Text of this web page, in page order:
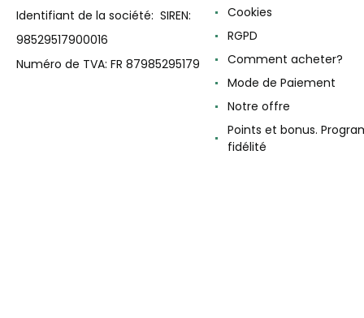
Identifiant de la société: SIREN:
98529517900016
Numéro de TVA: FR 87985295179
Cookies
RGPD
Comment acheter?
Mode de Paiement
Notre offre
Points et bonus.
fidélité